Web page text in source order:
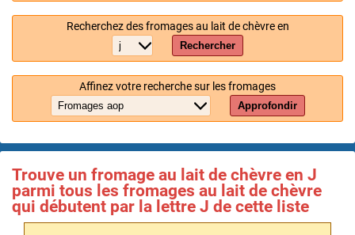
Recherchez des fromages au lait de chèvre en
Rechercher
Affinez votre recherche sur les fromages
Approfondir
Trouve un fromage au lait de chèvre en J
parmi tous les fromages au lait de chèvre
qui débutent par la lettre J de cette liste